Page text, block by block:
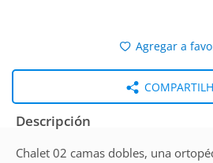
Agregar a
Descripción
Chalet 02 camas dobles, una